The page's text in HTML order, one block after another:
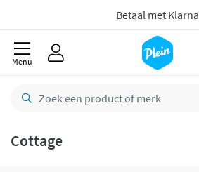
Betaal met Klarna
Menu
Cottage